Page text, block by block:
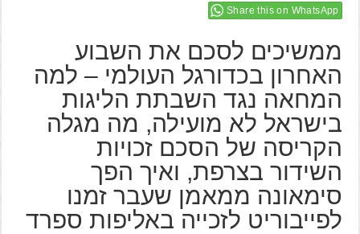
Share this on WhatsApp
ממשיכים לסכם את השבוע
האחרון בכדורגל העולמי – למה
המחאה נגד השבתת הליגות
בישראל לא מועילה, מה מגלה
הקריסה של הסכם זכויות
השידור בצרפת, ואיך הפך
סימאונה ממאמן שעבר זמנו
לפייבוריט לזכייה באליפות ספרד